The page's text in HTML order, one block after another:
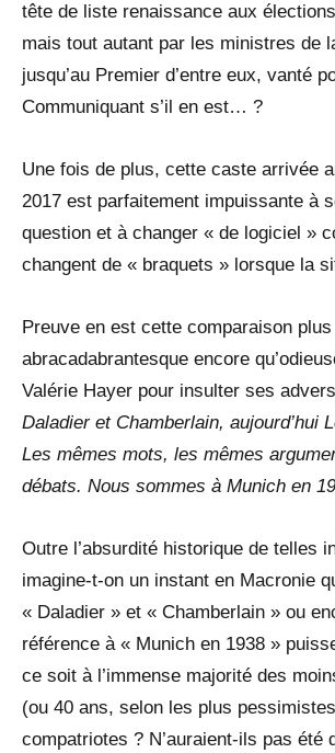
tête de liste renaissance aux
mais tout autant par les ministres de
jusqu’au Premier d’entre eux, vanté
Communiquant s’il en est… ?
Une fois de plus, cette caste arrivée
2017 est parfaitement impuissante à
question et à changer « de logiciel »
changent de « braquets » lorsque la
Preuve en est cette comparaison plus
abracadabrantesque encore
Valérie Hayer pour insulter ses
Daladier et Chamberlain, aujourd’hui
Les mêmes mots, les mêmes
débats. Nous sommes à Munich en
Outre l’absurdité historique de telles
imagine-t-on un instant en Macronie
« Daladier » et « Chamberlain » ou
référence à « Munich en 1938 »
ce soit à l’immense majorité des
(ou 40 ans, selon les plus
compatriotes ? N’auraient-ils pas été